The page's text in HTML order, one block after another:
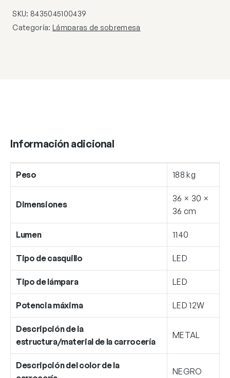
12W
1140LM
SKU: 8435045100439
Categoría: Lámparas de sobremesa
Información adicional
Peso 188 kg
Dimensiones
36 × 30 ×
36 cm
Lumen 1140
Tipo de casquillo LED
Tipo de lámpara LED
Potencia máxima LED 12W
Descripción de la
estructura/material de la carrocería
METAL
Descripción del color de la
NEGRO